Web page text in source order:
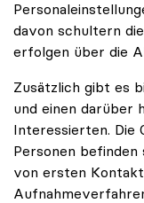
davon schultern
erfolgen über die
Zusätzlich gibt es
und einen darüber
Interessierten. Die
Personen befinden
von ersten